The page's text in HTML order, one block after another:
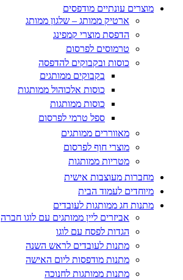
מוצרים עונתיים מודפסים
ארטיק ממותג – שלגון ממותג
הדפסת מוצרי קמפינג
טרמוסים לפרסום
כוסות ובקבוקים להדפסה
בקבוקים ממותגים
כוסות אלכוהול ממותגות
כוסות ממותגות
ספל טרמי לפרסום
מאווררים ממותגים
מוצרי חוף לפרסום
מטריות ממותגות
מחברות מעוצבות אישית
מיוחדים לעמוד הבית
מתנות חג ממותגות לעובדים
אביזרים ליין ממותגים עם לוגו חברה
הגדות לפסח עם לוגו
מתנות לעובדים לראש השנה
מתנות מודפסות ליום האישה
מתנות ממותגות לחנוכה